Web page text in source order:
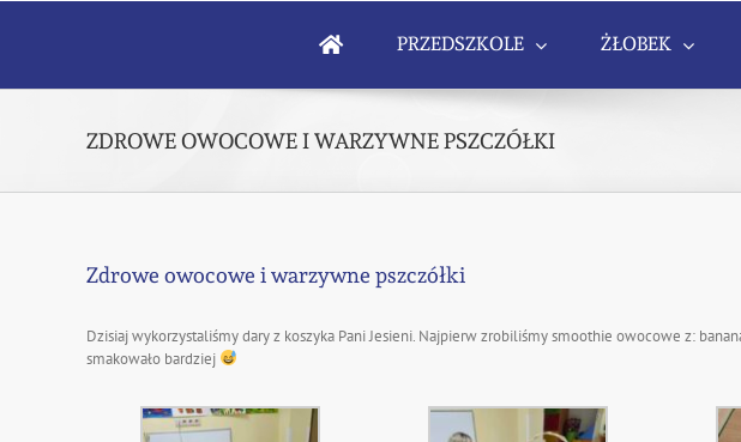
PRZEDSZKOLE ŻŁOBEK
ZDROWE OWOCOWE I WARZYWNE PSZCZÓŁKI
Zdrowe owocowe i warzywne pszczółki
Dzisiaj wykorzystaliśmy dary z koszyka Pani Jesieni. Najpierw zrobiliśmy smoothie owocowe z:
smakowało bardziej